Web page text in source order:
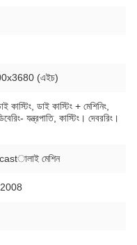
(এইচ)
কাস্টিং, ডাই কাস্টিং + মেশিনিং,
যন্ত্রপাতি, কাস্টিং। দেবররিং।
castালাই মেশিন